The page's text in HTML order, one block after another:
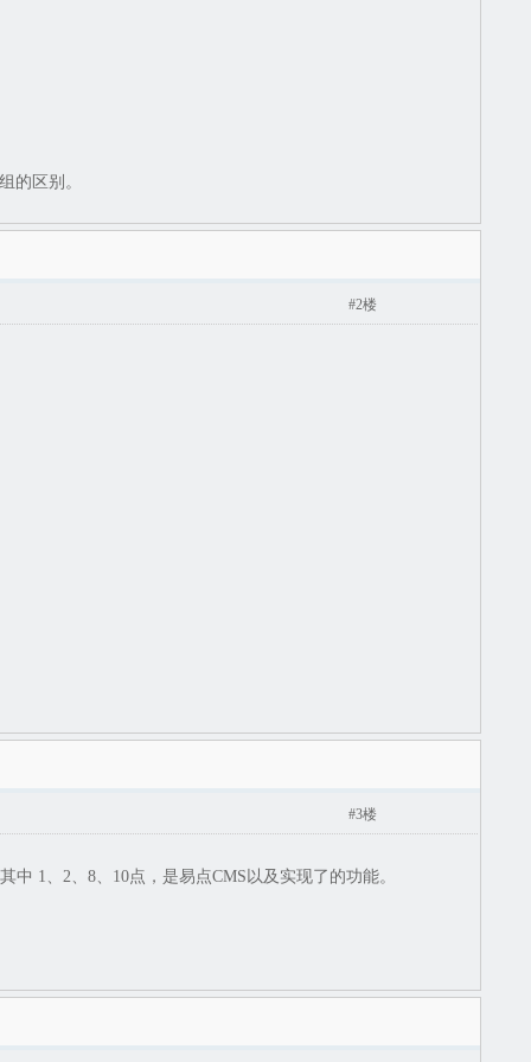
的区别。
#2楼
#3楼
1、2、8、10点，是易点CMS以及实现了的功能。